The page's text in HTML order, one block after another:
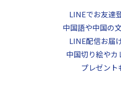
LINEでお友達
中国語や中国の
LINE配信お届
中国切り絵やカ
プレゼント